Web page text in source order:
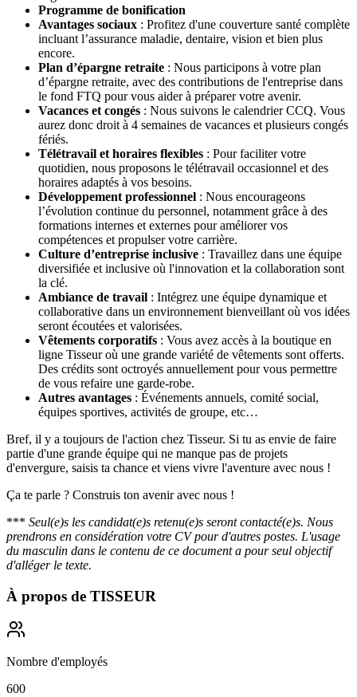
Programme de bonification
Avantages sociaux : Profitez d'une couverture santé complète
incluant l’assurance maladie, dentaire, vision et bien plus
encore.
Plan d’épargne retraite : Nous participons à votre plan
d’épargne retraite, avec des contributions de l'entreprise dans
le fond FTQ pour vous aider à préparer votre avenir.
Vacances et congés : Nous suivons le calendrier CCQ. Vous
aurez donc droit à 4 semaines de vacances et plusieurs congés
fériés.
Télétravail et horaires flexibles : Pour faciliter votre
quotidien, nous proposons le télétravail occasionnel et des
horaires adaptés à vos besoins.
Développement professionnel : Nous encourageons
l’évolution continue du personnel, notamment grâce à des
formations internes et externes pour améliorer vos
compétences et propulser votre carrière.
Culture d’entreprise inclusive : Travaillez dans une équipe
diversifiée et inclusive où l'innovation et la collaboration sont
la clé.
Ambiance de travail : Intégrez une équipe dynamique et
collaborative dans un environnement bienveillant où vos idées
seront écoutées et valorisées.
Vêtements corporatifs : Vous avez accès à la boutique en
ligne Tisseur où une grande variété de vêtements sont offerts.
Des crédits sont octroyés annuellement pour vous permettre
de vous refaire une garde-robe.
Autres avantages : Événements annuels, comité social,
équipes sportives, activités de groupe, etc…
Bref, il y a toujours de l'action chez Tisseur. Si tu as envie de faire
partie d'une grande équipe qui ne manque pas de projets
d'envergure, saisis ta chance et viens vivre l'aventure avec nous !
Ça te parle ? Construis ton avenir avec nous !
*** Seul(e)s les candidat(e)s retenu(e)s seront contacté(e)s. Nous
prendrons en considération votre CV pour d'autres postes. L'usage
du masculin dans le contenu de ce document a pour seul objectif
d'alléger le texte.
À propos de TISSEUR
Nombre d'employés
600